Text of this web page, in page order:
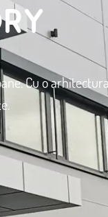
Cu o arhitectura